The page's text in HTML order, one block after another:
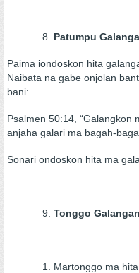
Patumpu
Paima iondoskon hita
Naibata na gabe onjolan
bani:
Psalmen 50:14, “Galangkon
anjaha galari ma bagah-
Sonari ondoskon hita ma
Tonggo
Martonggo ma